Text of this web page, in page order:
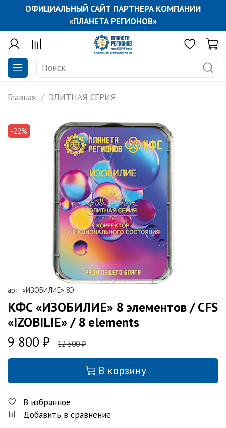
ОФИЦИАЛЬНЫЙ САЙТ ПАРТНЕРА КОМПАНИИ
«ПЛАНЕТА РЕГИОНОВ»
Главная ЭЛИТНАЯ СЕРИЯ
-22%
арт. «ИЗОБИЛИЕ» 8Э
КФС «ИЗОБИЛИЕ» 8 элементов / CFS
«IZOBILIE» / 8 elements
9 800 ₽
12 500 ₽
В корзину
В избранное
Добавить в сравнение